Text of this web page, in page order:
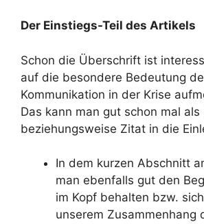
Der Einstiegs-Teil des Artikels
Schon die Überschrift ist
auf die besondere Bedeutung
Kommunikation in der Krise
Das kann man gut schon mal
beziehungsweise Zitat in die
In dem kurzen Abschnitt
man ebenfalls gut den
im Kopf behalten bzw.
unserem Zusammenhang